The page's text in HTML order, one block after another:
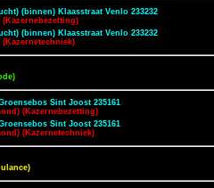
(binnen) Klaasstraat Venlo 233232
(binnen) Klaasstraat Venlo 233232
Sint Joost 235161
(Kazernebezetting)
Sint Joost 235161
(Kazernetechniek)